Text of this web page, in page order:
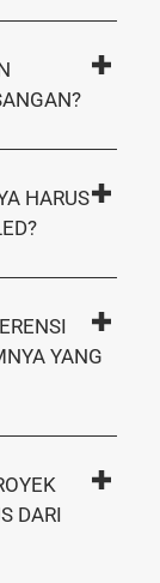
HARUS
YANG
DARI